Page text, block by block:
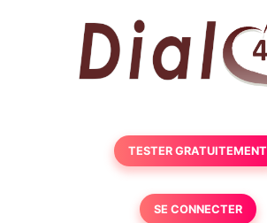
TESTER GRATUITEMENT
SE CONNECTER